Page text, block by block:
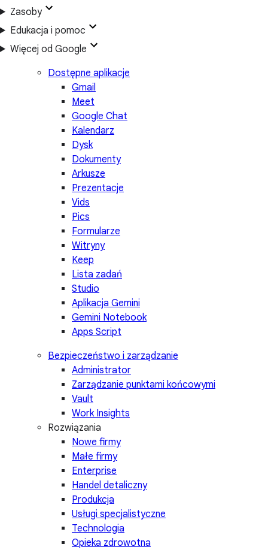
Zasoby
Edukacja i pomoc
Więcej od Google
Dostępne aplikacje
Gmail
Meet
Google Chat
Kalendarz
Dysk
Dokumenty
Arkusze
Prezentacje
Vids
Pics
Formularze
Witryny
Keep
Lista zadań
Studio
Aplikacja Gemini
Gemini Notebook
Apps Script
Bezpieczeństwo i zarządzanie
Administrator
Zarządzanie punktami końcowymi
Vault
Work Insights
Rozwiązania
Nowe firmy
Małe firmy
Enterprise
Handel detaliczny
Produkcja
Usługi specjalistyczne
Technologia
Opieka zdrowotna